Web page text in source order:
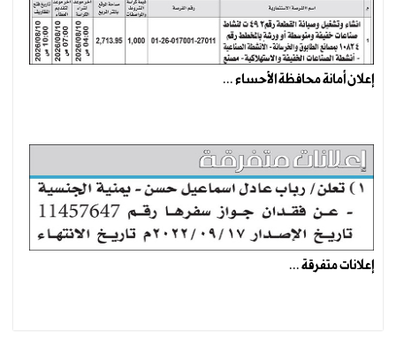
إعلان أمانة محافظة الأحساء ...
إعلانات متفرقة ...